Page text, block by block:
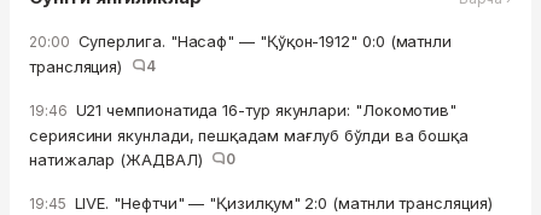
20:00 Суперлига. "Насаф" — "Қўқон-1912" 0:0 (матнли
трансляция)
4
19:46 U21 чемпионатида 16-тур якунлари: "Локомотив"
сериясини якунлади, пешқадам мағлуб бўлди ва бошқа
натижалар (ЖАДВАЛ)
0
19:45 LIVE. "Нефтчи" — "Қизилқум" 2:0 (матнли трансляция)